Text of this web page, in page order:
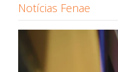
Notícias Fenae